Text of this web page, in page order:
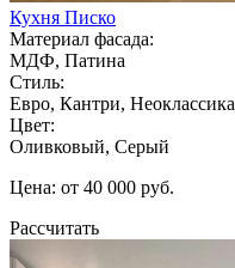
Кухня Писко
Материал фасада:
МДФ, Патина
Стиль:
Евро, Кантри, Неоклассика
Цвет:
Оливковый, Серый
Цена: от 40 000 руб.
Рассчитать